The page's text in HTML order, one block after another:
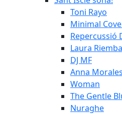
Toni Rayo
Minimal
Repercussió
Laura
DJ MF
Anna
Woman
The Gentle
Nuraghe